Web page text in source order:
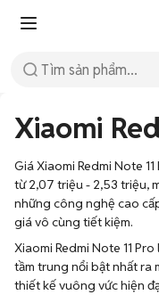
Xiaomi
Giá Xiaomi Redmi Note
từ 2,07 triệu - 2,53 triệu,
những công nghệ cao
giá vô cùng tiết kiệm.
Xiaomi Redmi Note 11
tầm trung nổi bật nhất ra
thiết kế vuông vức hiện